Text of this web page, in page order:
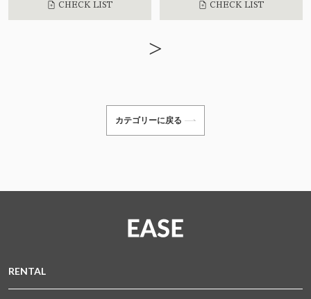
CHECK LIST CHECK LIST
>
カテゴリーに戻る
RENTAL